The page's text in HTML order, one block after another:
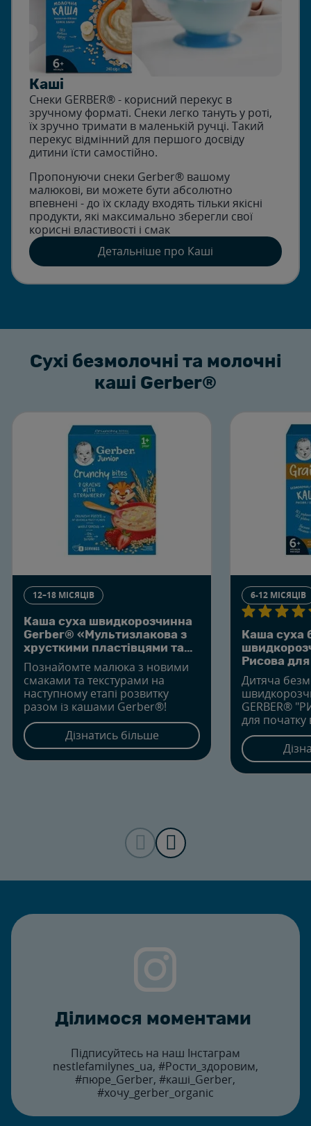
Каші
Снеки GERBER® - корисний перекус в
зручному форматі. Снеки легко тануть у роті,
їх зручно тримати в маленькій ручці. Такий
перекус відмінний для першого досвіду
дитини їсти самостійно.
Пропонуючи снеки Gerber® вашому
малюкові, ви можете бути абсолютно
впевнені - до їх складу входять тільки якісні
продукти, які максимально зберегли свої
корисні властивості і смак
Детальніше про Каші
Сухі безмолочні та молочні
каші Gerber®
12–18 МІСЯЦІВ
Каша суха швидкорозчинна
Gerber® «Мультизлакова з
хрусткими пластівцями та
шматочками полуниці» для
дітей від 1 року
Познайомте малюка з новими
смаками та текстурами на
наступному етапі розвитку
разом із кашами Gerber®!
Дізнатись більше
6-12 МІСЯЦІВ
Каша суха
Рисова для
Дитяча
GERBER®
для початку
раціон
Без
залізом,
Ділимося моментами
Підписуйтесь на наш Інстаграм
nestlefamilynes_ua, #Рости_здоровим,
#пюре_Gerber, #каші_Gerber,
#хочу_gerber_organic